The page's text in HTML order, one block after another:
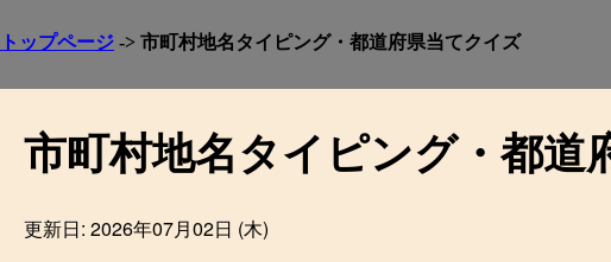
トップページ -> 市町村地名タイピング・都道府県当てクイズ
市町村地名タイピング・都道
更新日: 2026年07月02日 (木)